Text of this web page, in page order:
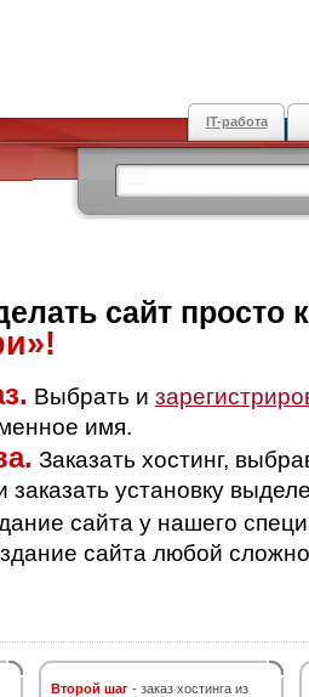
IT-работа
сайт просто
Выбрать и
имя.
Заказать хостинг,
установку
сайта у нашего
сайта любой
Второй шаг - заказ хостинга из